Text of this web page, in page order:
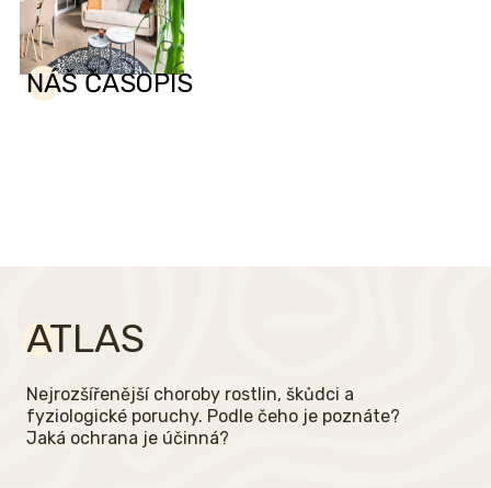
NÁŠ ČASOPIS
ATLAS
Nejrozšířenější choroby rostlin, škůdci a
fyziologické poruchy. Podle čeho je poznáte?
Jaká ochrana je účinná?